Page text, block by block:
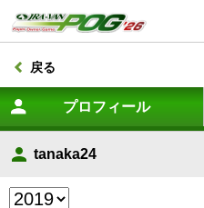
戻る
tanaka24